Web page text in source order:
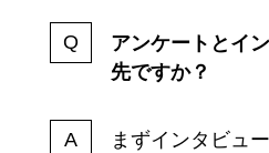
アンケートとイ
先ですか？
まずインタビュ